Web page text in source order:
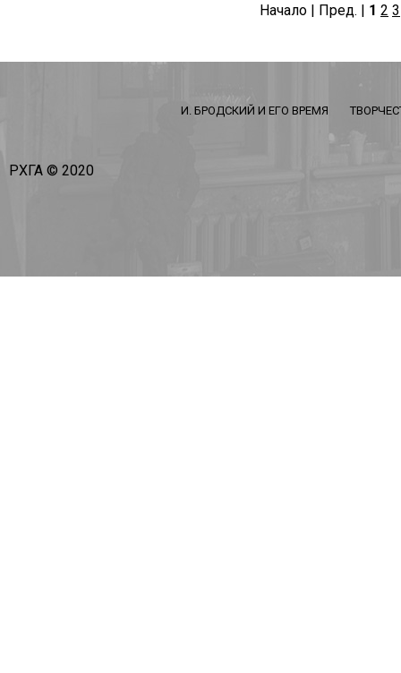
Начало | Пред. | 1 2 3
И. БРОДСКИЙ И ЕГО ВРЕМЯ
РХГА © 2020